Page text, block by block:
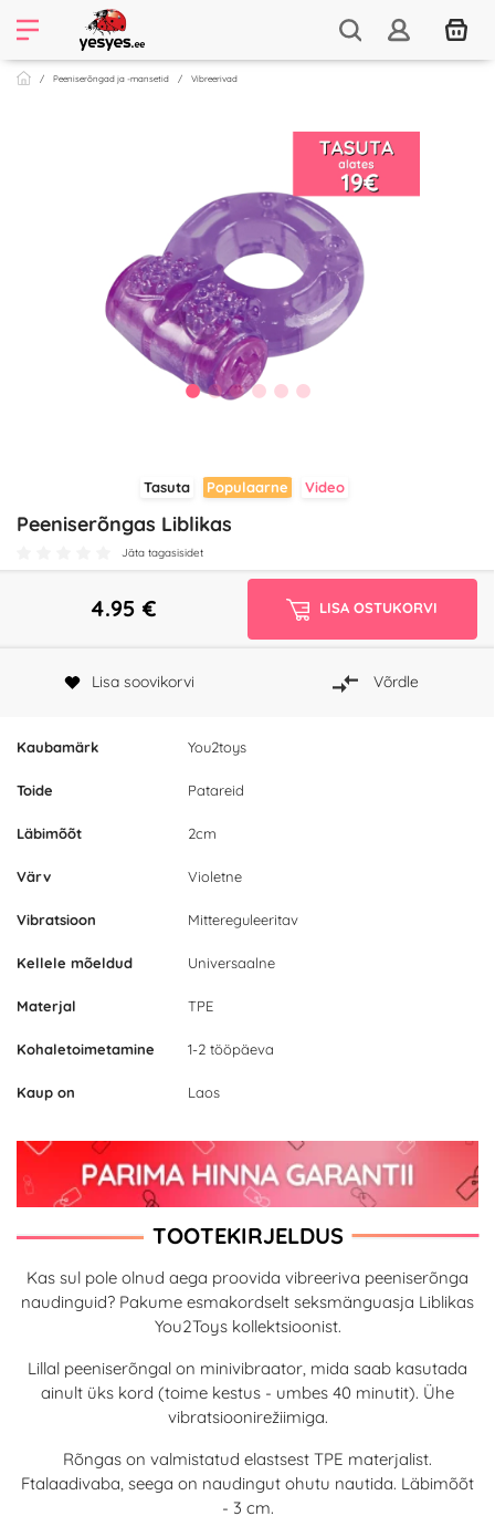
Peeniserõngad ja -mansetid Vibreerivad
Tasuta Populaarne Video
Peeniserõngas Liblikas
Jäta tagasisidet
Kaubamärk You2toys
Toide Patareid
Läbimõõt 2cm
Värv Violetne
Vibratsioon Mittereguleeritav
Kellele mõeldud Universaalne
Materjal TPE
Kohaletoimetamine 1-2 tööpäeva
Kaup on Laos
4.95 € LISA OSTUKORVI
Lisa soovikorvi Võrdle
TOOTEKIRJELDUS
Kas sul pole olnud aega proovida vibreeriva peeniserõnga
naudinguid? Pakume esmakordselt seksmänguasja Liblikas
You2Toys kollektsioonist.
Lillal peeniserõngal on minivibraator, mida saab kasutada
ainult üks kord (toime kestus - umbes 40 minutit). Ühe
vibratsioonirežiimiga.
Rõngas on valmistatud elastsest TPE materjalist.
Ftalaadivaba, seega on naudingut ohutu nautida. Läbimõõt
- 3 cm.